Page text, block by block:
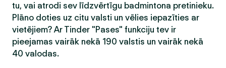
tu, vai atrodi sev līdzvērtīgu badmintona pretinieku.
Plāno doties uz citu valsti un vēlies iepazīties ar
vietējiem? Ar Tinder "Pases" funkciju tev ir
pieejamas vairāk nekā 190 valstis un vairāk nekā
40 valodas.